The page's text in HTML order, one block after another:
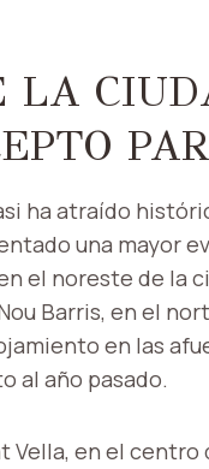
LA
ha atraído
una mayor
el noreste de la
Barris, en el
en las
al año pasado.
en el centro